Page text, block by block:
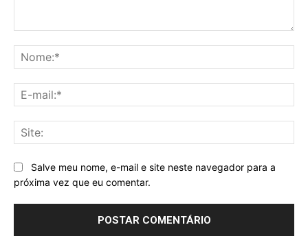
Salve meu nome, e-mail e site neste navegador para a
próxima vez que eu comentar.